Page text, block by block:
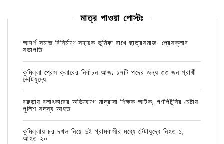
মাত্র পাওয়া পোস্টঃ
আদর্শ সমাজ বিনির্মাণে সহায়ক ভুমিকা রাখে ছাত্রসমাজ- প্রেসক্লাব
সভাপতি
কুমিল্লা প্রেস ক্লাবের নির্বাচন আজ; ১৭টি পদের জন্য ৩৩ জন প্রার্থী
ভোটযুদ্ধে
বরুড়ায় বলাৎকারের অভিযোগে মাদ্রাসা শিক্ষক আটক, গণপিটুনির চেষ্টায়
পুলিশ সদস্য আহত
কুমিল্লায় চর দখল নিয়ে দুই গ্রামবাসীর মধ্যে টেটাযুদ্ধে নিহত ১,
আহত ২০